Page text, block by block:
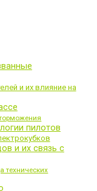
и их влияние на
пилотов
и их связь с
технических